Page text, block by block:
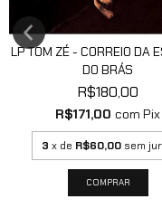
LP TOM ZÉ - CORREIO DA
DO BRÁS
R$180,00
R$171,00 com Pix
3 x de R$60,00 sem